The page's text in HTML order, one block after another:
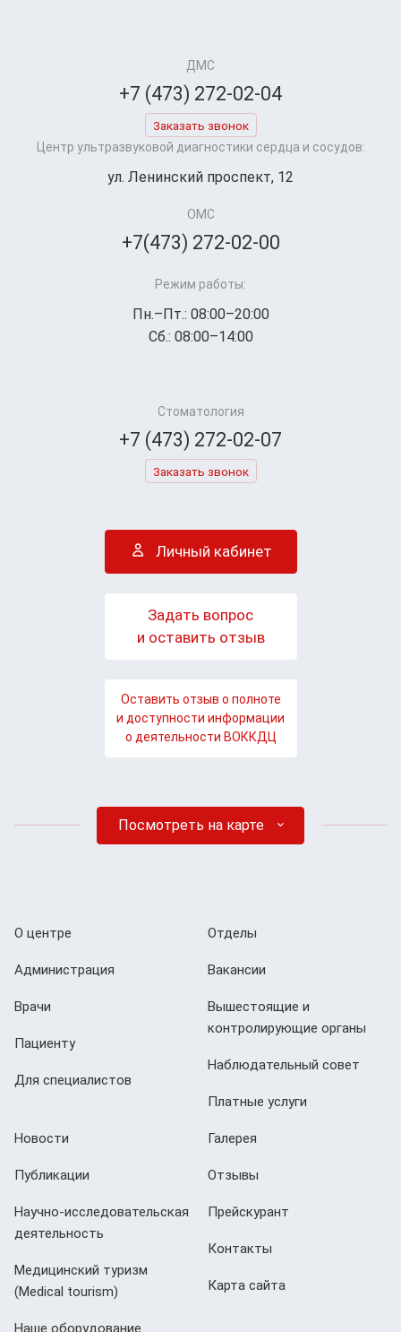
ДМС
+7 (473) 272-02-04
Заказать звонок
Центр ультразвуковой диагностики сердца и сосудов:
ул. Ленинский проспект, 12
ОМС
+7(473) 272-02-00
Режим работы:
Пн.–Пт.: 08:00–20:00
Сб.: 08:00–14:00
Стоматология
+7 (473) 272-02-07
Заказать звонок
Личный кабинет
Задать вопрос
и оставить отзыв
Оставить отзыв о полноте
и доступности информации
о деятельности ВОККДЦ
Посмотреть на карте
О центре
Администрация
Врачи
Пациенту
Для специалистов
Отделы
Вакансии
Вышестоящие и
контролирующие органы
Наблюдательный совет
Платные услуги
Новости
Публикации
Научно-исследовательская
деятельность
Медицинский туризм
(Мedical tourism)
Наше оборудование
Галерея
Отзывы
Прейскурант
Контакты
Карта сайта